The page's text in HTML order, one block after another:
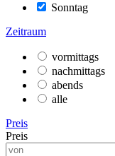
Sonntag
Zeitraum
vormittags
nachmittags
abends
alle
Preis
Preis